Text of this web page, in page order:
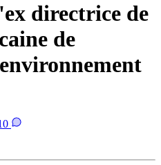
directrice de
de